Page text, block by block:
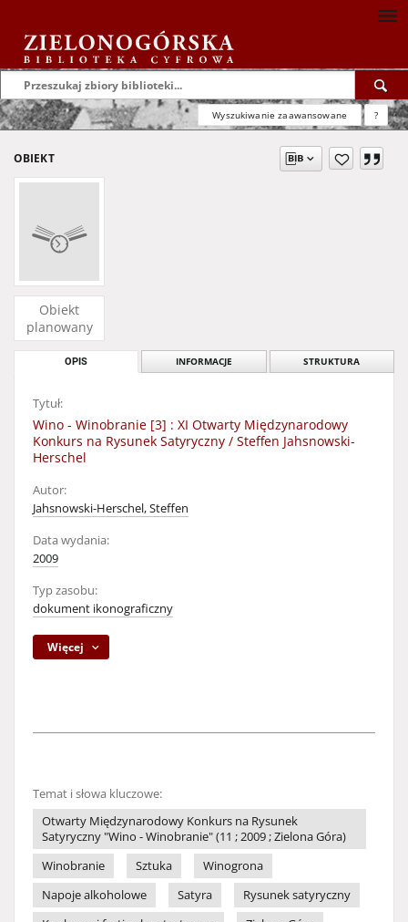
Wyszukiwanie zaawansowane ?
OBIEKT
Obiekt
planowany
OPIS INFORMACJE STRUKTURA
Tytuł:
Wino - Winobranie [3] : XI Otwarty Międzynarodowy
Konkurs na Rysunek Satyryczny / Steffen Jahsnowski-
Herschel
Autor:
Jahsnowski-Herschel, Steffen
Data wydania:
2009
Typ zasobu:
dokument ikonograficzny
Więcej
Temat i słowa kluczowe:
Otwarty Międzynarodowy Konkurs na Rysunek
Satyryczny "Wino - Winobranie" (11 ; 2009 ; Zielona Góra)
Winobranie
Sztuka
Winogrona
Napoje alkoholowe
Satyra
Rysunek satyryczny